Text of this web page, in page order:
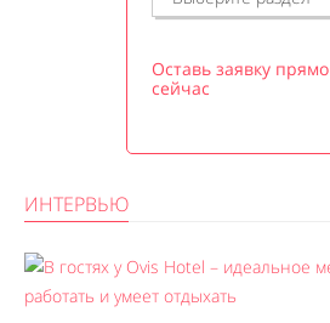
Оставь заявку прямо
сейчас
ИНТЕРВЬЮ